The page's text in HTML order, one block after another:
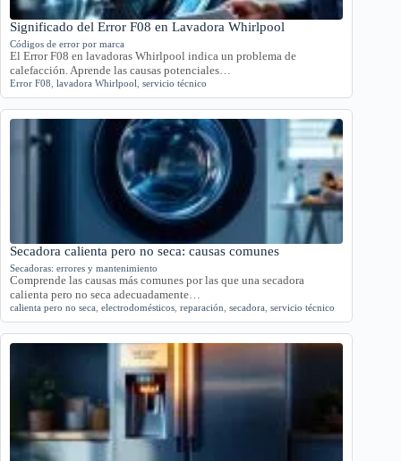
Significado del Error F08 en Lavadora Whirlpool
Códigos de error por marca
El Error F08 en lavadoras Whirlpool indica un problema de
calefacción. Aprende las causas potenciales…
Error F08 lavadora Whirlpool servicio técnico
Secadora calienta pero no seca: causas comunes
Secadoras: errores y mantenimiento
Comprende las causas más comunes por las que una secadora
calienta pero no seca adecuadamente…
calienta pero no seca electrodomésticos reparación secadora servicio técnico